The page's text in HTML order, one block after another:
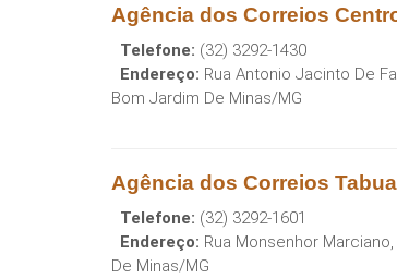
Agência dos Correios
Telefone: (32) 3292-1430
Endereço: Rua Antonio Jacinto De
Bom Jardim De Minas/MG
Agência dos Correios
Telefone: (32) 3292-1601
Endereço: Rua Monsenhor
De Minas/MG